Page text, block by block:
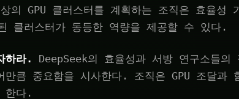
의 GPU 클러스터를 계획하는 조직은 효율성
클러스터가 동등한 역량을 제공할 수 있다.
하라.
DeepSeek의 효율성과 서방 연구소들
만큼 중요함을 시사한다. 조직은 GPU 조달과
한다.